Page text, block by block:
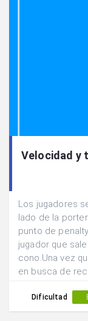
Velocidad y
Los jugadores
lado de la
punto de
jugador que
cono.Una vez
en busca de
portería.
Dificultad